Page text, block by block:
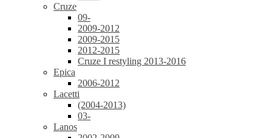
Cruze
09-
2009-2012
2009-2015
2012-2015
Cruze I restyling 2013-2016
Epica
2006-2012
Lacetti
(2004-2013)
03-
Lanos